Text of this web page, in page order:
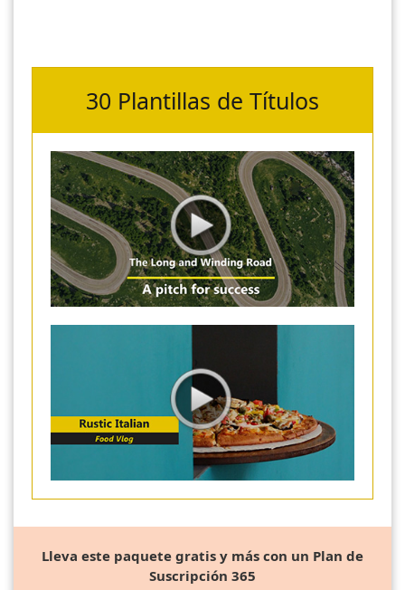
30 Plantillas de Títulos
Lleva este paquete gratis y más con un Plan de
Suscripción 365